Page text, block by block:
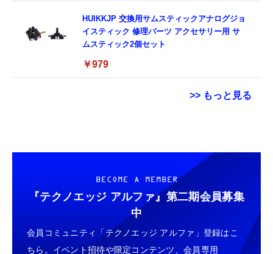
HUIKKJP 交換用サムスティックアナログジョ
イスティック 修理パーツ アクセサリー用 サ
ムスティック2個セット
￥979
>> もっと見る
【整備済み品】 Earth Dreams内蔵 HDD 1TB
3.5インチ NAS丶パソコンPC丶サーバー対応
ハードディスク 保証1年
￥5,480
￥6,980
【New】Amazon Fire TV Stick HD | 手軽に
ストリーミングをはじめよう | ストリーミン
グメディアプレイヤー
決戦- 約165mm PVC&ABS&布製 塗装済み可
￥9,900
TAMASHII NATIONS S.H.フィギュアーツ 機
動戦士ガンダムSEED DESTINY キラ・ヤマ
ト(オーブ連合首長国パイロットスーツVer．)
約140mm PVC&ABS製 塗装済み可動フィギ
BECOME A MEMBER
『テクノエッジ アルファ』 第二期会員募集
中
会員コミュニティ「テクノエッジ アルファ」登録はこ
ちら。イベント招待や限定コンテンツ、会員専用